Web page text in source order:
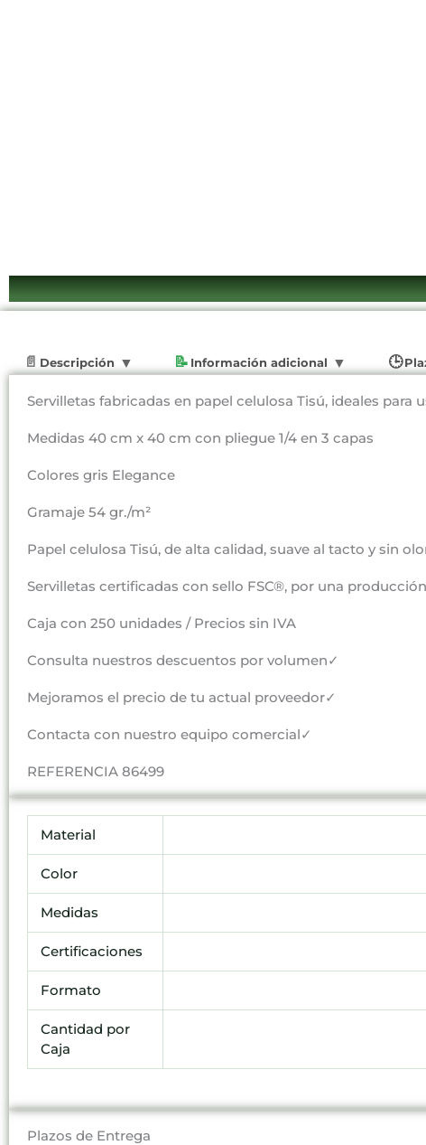
Descripción Información adicional
Servilletas fabricadas en papel celulosa Tisú, ideales
Medidas 40 cm x 40 cm con pliegue 1/4 en 3 capas
Colores gris Elegance
Gramaje 54 gr./m²
Papel celulosa Tisú, de alta calidad, suave al tacto y sin
Servilletas certificadas con sello FSC®, por una
Caja con 250 unidades / Precios sin IVA
Consulta nuestros descuentos por volumen✓
Mejoramos el precio de tu actual proveedor✓
Contacta con nuestro equipo comercial✓
REFERENCIA 86499
Material
Color
Medidas
Certificaciones
Formato
Cantidad por
Caja
Plazos de Entrega